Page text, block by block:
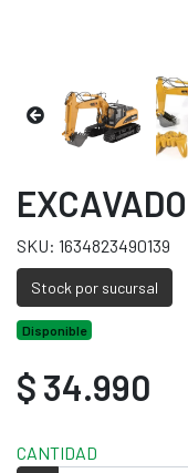
SKU: 1634823490139
Stock por sucursal
Disponible
$ 34.990
CANTIDAD